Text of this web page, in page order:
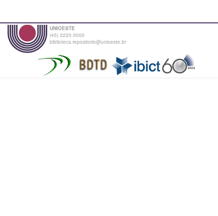
UNIOESTE
(45) 3220-3000
biblioteca.repositorio@unioeste.br